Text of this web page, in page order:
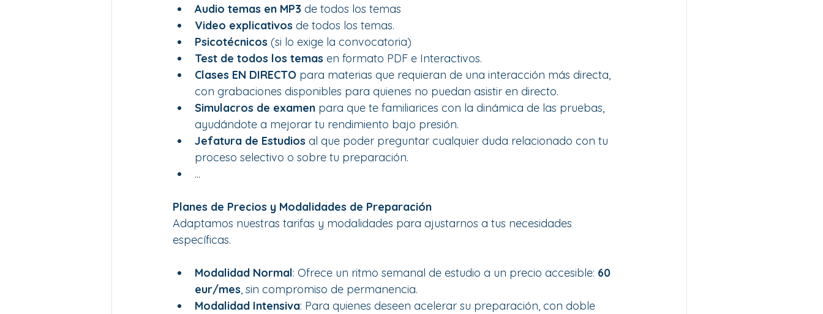
Audio temas en MP3 de todos los temas
Video explicativos de todos los temas.
Psicotécnicos (si lo exige la convocatoria)
Test de todos los temas en formato PDF e Interactivos.
Clases EN DIRECTO para materias que requieran de una interacción más directa,
con grabaciones disponibles para quienes no puedan asistir en directo.
Simulacros de examen para que te familiarices con la dinámica de las pruebas,
ayudándote a mejorar tu rendimiento bajo presión.
Jefatura de Estudios al que poder preguntar cualquier duda relacionado con tu
proceso selectivo o sobre tu preparación.
...
Planes de Precios y Modalidades de Preparación
Adaptamos nuestras tarifas y modalidades para ajustarnos a tus necesidades
específicas.
Modalidad Normal: Ofrece un ritmo semanal de estudio a un precio accesible: 60
eur/mes, sin compromiso de permanencia.
Modalidad Intensiva: Para quienes deseen acelerar su preparación, con doble